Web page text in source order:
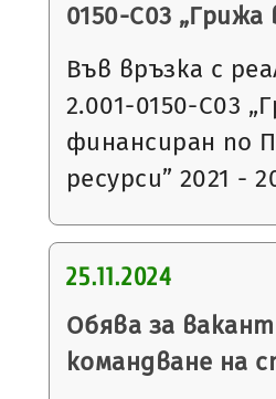
0150-С03
Във връзка с
2.001-0150-С03
финансиран по
ресурси” 2021 -
25.11.2024
Обява за
командване на